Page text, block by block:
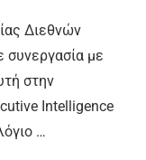
Διεθνών
με
στην
Intelligence
…